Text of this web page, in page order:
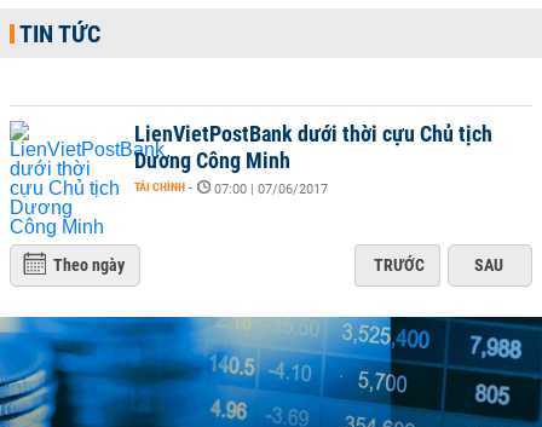
TIN TỨC
LienVietPostBank dưới thời cựu Chủ tịch
Dương Công Minh
TÀI CHÍNH - 07:00 | 07/06/2017
Theo ngày TRƯỚC SAU